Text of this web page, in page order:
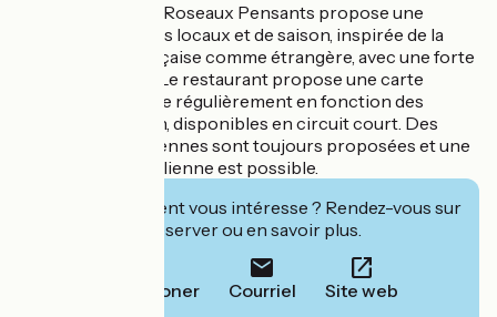
Le restaurant Les Roseaux Pensants propose une
cuisine de produits locaux et de saison, inspirée de la
gastronomie française comme étrangère, avec une forte
identité végétale. Le restaurant propose une carte
courte, renouvelée régulièrement en fonction des
produits de saison, disponibles en circuit court. Des
recettes végétariennes sont toujours proposées et une
alternative végétalienne est possible.
Cet établissement vous intéresse ? Rendez-vous sur
leur site pour réserver ou en savoir plus.
Téléphoner Courriel Site web